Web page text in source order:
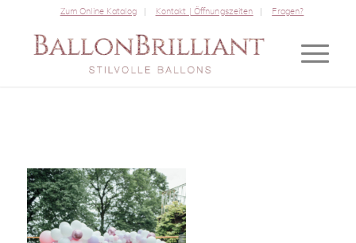
Zum Online Katalog Kontakt | Öffnungszeiten Fragen?